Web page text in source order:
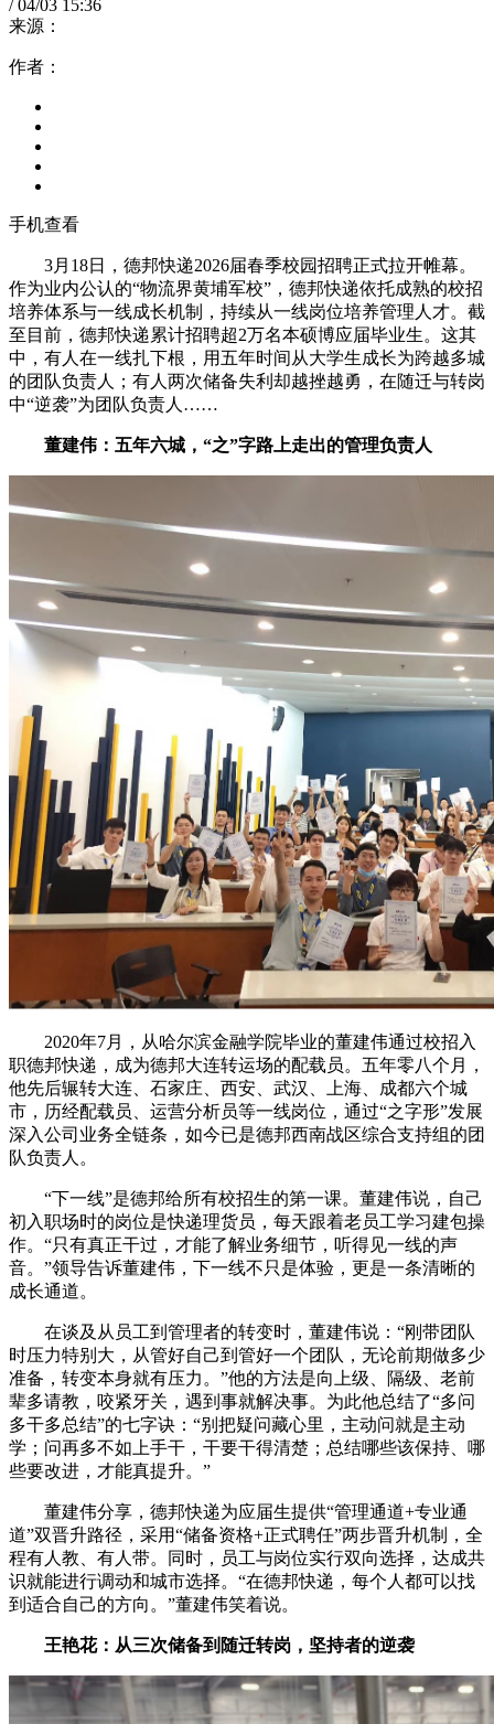
/ 04/03 15:36
来源：
作者：
手机查看
3月18日，德邦快递2026届春季校园招聘正式拉开帷幕。
作为业内公认的“物流界黄埔军校”，德邦快递依托成熟的校招
培养体系与一线成长机制，持续从一线岗位培养管理人才。截
至目前，德邦快递累计招聘超2万名本硕博应届毕业生。这其
中，有人在一线扎下根，用五年时间从大学生成长为跨越多城
的团队负责人；有人两次储备失利却越挫越勇，在随迁与转岗
中“逆袭”为团队负责人……
董建伟：五年六城，“之”字路上走出的管理负责人
2020年7月，从哈尔滨金融学院毕业的董建伟通过校招入
职德邦快递，成为德邦大连转运场的配载员。五年零八个月，
他先后辗转大连、石家庄、西安、武汉、上海、成都六个城
市，历经配载员、运营分析员等一线岗位，通过“之字形”发展
深入公司业务全链条，如今已是德邦西南战区综合支持组的团
队负责人。
“下一线”是德邦给所有校招生的第一课。董建伟说，自己
初入职场时的岗位是快递理货员，每天跟着老员工学习建包操
作。“只有真正干过，才能了解业务细节，听得见一线的声
音。”领导告诉董建伟，下一线不只是体验，更是一条清晰的
成长通道。
在谈及从员工到管理者的转变时，董建伟说：“刚带团队
时压力特别大，从管好自己到管好一个团队，无论前期做多少
准备，转变本身就有压力。”他的方法是向上级、隔级、老前
辈多请教，咬紧牙关，遇到事就解决事。为此他总结了“多问
多干多总结”的七字诀：“别把疑问藏心里，主动问就是主动
学；问再多不如上手干，干要干得清楚；总结哪些该保持、哪
些要改进，才能真提升。”
董建伟分享，德邦快递为应届生提供“管理通道+专业通
道”双晋升路径，采用“储备资格+正式聘任”两步晋升机制，全
程有人教、有人带。同时，员工与岗位实行双向选择，达成共
识就能进行调动和城市选择。“在德邦快递，每个人都可以找
到适合自己的方向。”董建伟笑着说。
王艳花：从三次储备到随迁转岗，坚持者的逆袭